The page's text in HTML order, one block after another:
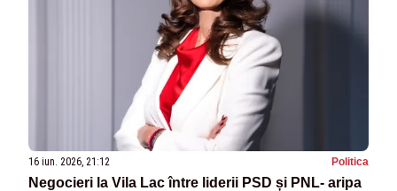
16 iun. 2026, 21:12 Politica
Negocieri la Vila Lac între liderii PSD și PNL- aripa